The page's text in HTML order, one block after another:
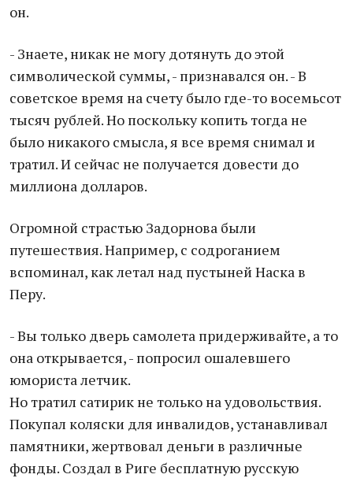
он.
- Знаете, никак не могу дотянуть до этой
символической суммы, - признавался он. - В
советское время на счету было где-то восемьсот
тысяч рублей. Но поскольку копить тогда не
было никакого смысла, я все время снимал и
тратил. И сейчас не получается довести до
миллиона долларов.
Огромной страстью Задорнова были
путешествия. Например, с содроганием
вспоминал, как летал над пустыней Наска в
Перу.
- Вы только дверь самолета придерживайте, а то
она открывается, - попросил ошалевшего
юмориста летчик.
Но тратил сатирик не только на удовольствия.
Покупал коляски для инвалидов, устанавливал
памятники, жертвовал деньги в различные
фонды. Создал в Риге бесплатную русскую